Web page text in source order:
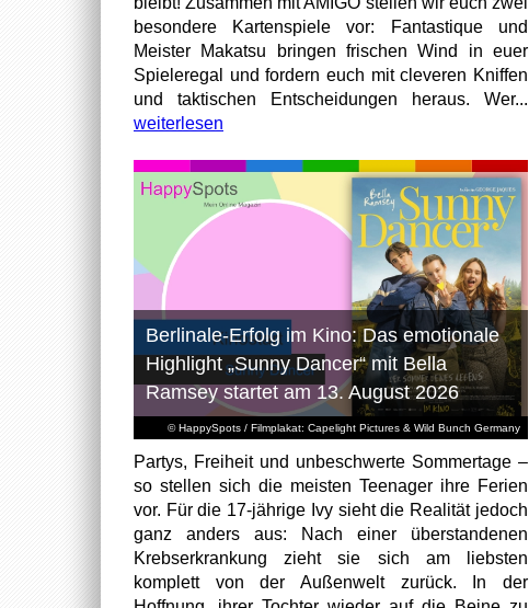
besondere Kartenspiele vor: Fantastique und
Meister Makatsu bringen frischen Wind in euer
Spieleregal und fordern euch mit cleveren Kniffen
und taktischen Entscheidungen heraus. Wer...
weiterlesen
© HappySpots / Filmplakat: Capelight Pictures & Wild Bunch Germany
Berlinale-Erfolg im Kino: Das emotionale
Highlight „Sunny Dancer“ mit Bella
Ramsey startet am 13. August 2026
Partys, Freiheit und unbeschwerte Sommertage –
so stellen sich die meisten Teenager ihre Ferien
vor. Für die 17-jährige Ivy sieht die Realität jedoch
ganz anders aus: Nach einer überstandenen
Krebserkrankung zieht sie sich am liebsten
komplett von der Außenwelt zurück. In der